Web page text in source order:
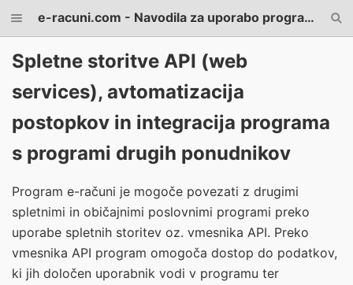
e-racuni.com - Navodila za uporabo programa
Spletne storitve API (web
services), avtomatizacija
postopkov in integracija programa
s programi drugih ponudnikov
Program e-računi je mogoče povezati z drugimi
spletnimi in običajnimi poslovnimi programi preko
uporabe spletnih storitev oz. vmesnika API. Preko
vmesnika API program omogoča dostop do podatkov,
ki jih določen uporabnik vodi v programu ter